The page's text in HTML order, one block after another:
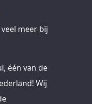
meer bij
één van de
Wij